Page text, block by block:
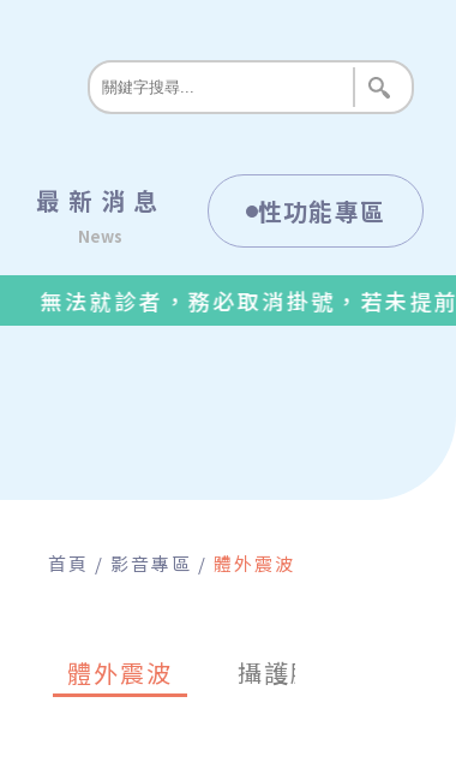
最新消息
News
性功能專區
無法就診者，務必取消掛號，若未提前
首頁 影音專區 體外震波
體外震波 攝護腺肥大